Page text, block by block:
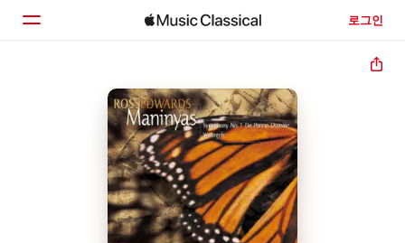
로그인
둘러보기